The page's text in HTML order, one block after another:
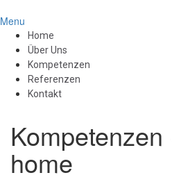
Menu
Home
Über Uns
Kompetenzen
Referenzen
Kontakt
Kompetenzen
home